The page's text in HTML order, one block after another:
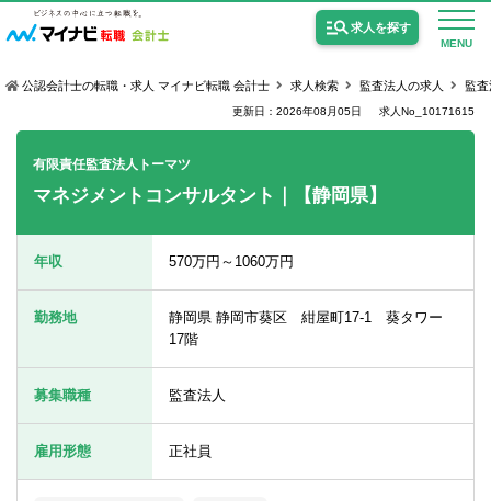
MENU
求人を探す
公認会計士の求人
公認会計士試験合格向けの求人
公認会計士の転職・求人 マイナビ転職 会計士 求人検索 監査法人の求人 監査
更新日：2026年08月05日 求人No_10171615
有限責任監査法人トーマツ
マネジメントコンサルタント｜【静岡県】
年収 570万円～1060万円
勤務地
静岡県 静岡市葵区 紺屋町17-1 葵タワー
17階
募集職種 監査法人
雇用形態 正社員